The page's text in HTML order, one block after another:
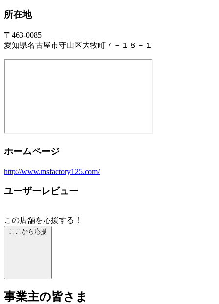
所在地
〒463-0085
愛知県名古屋市守山区大牧町７－１８－１
ホームページ
http://www.msfactory125.com/
ユーザーレビュー
この店舗を応援する！
ここから応援
事業主の皆さま